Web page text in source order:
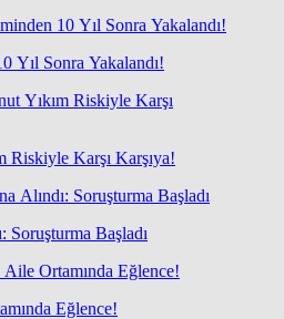
Yıl Sonra Yakalandı!
Riskiyle Karşı Karşıya!
Soruşturma Başladı
Eğlence!